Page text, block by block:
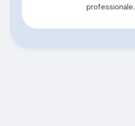
professionale.